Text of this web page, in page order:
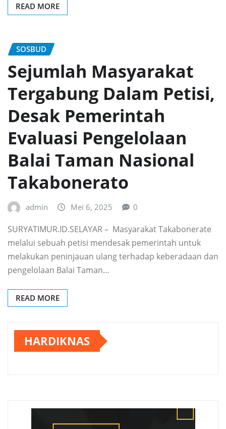
READ MORE
SOSBUD
‎Sejumlah ‎Masyarakat
Tergabung Dalam Petisi,
Desak Pemerintah
Evaluasi Pengelolaan
Balai Taman Nasional
Takabonerato
admin Mei 6, 2025 0
SURYATIMUR.ID.SELAYAR – ‎ Masyarakat Takabonerate
melalui sebuah petisi mendesak pemerintah untuk
melakukan peninjauan ulang terhadap keberadaan dan
pengelolaan Balai Taman…
READ MORE
HARDIKNAS